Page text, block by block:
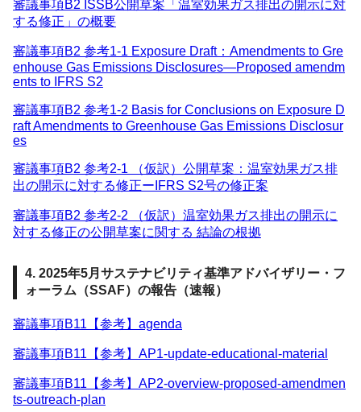
審議事項B2 ISSB公開草案「温室効果ガス排出の開示に対
する修正」の概要
審議事項B2 参考1-1 Exposure Draft：Amendments to Gre
enhouse Gas Emissions Disclosures―Proposed amendm
ents to IFRS S2
審議事項B2 参考1-2 Basis for Conclusions on Exposure D
raft Amendments to Greenhouse Gas Emissions Disclosur
es
審議事項B2 参考2-1 （仮訳）公開草案：温室効果ガス排
出の開示に対する修正ーIFRS S2号の修正案
審議事項B2 参考2-2 （仮訳）温室効果ガス排出の開示に
対する修正の公開草案に関する 結論の根拠
4. 2025年5月サステナビリティ基準アドバイザリー・フ
ォーラム（SSAF）の報告（速報）
審議事項B11【参考】agenda
審議事項B11【参考】AP1-update-educational-material
審議事項B11【参考】AP2-overview-proposed-amendmen
ts-outreach-plan